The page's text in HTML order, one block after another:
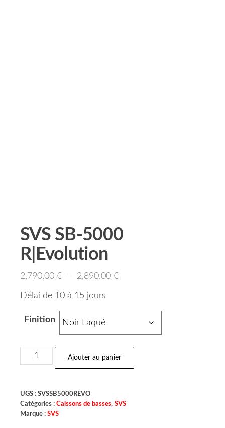
SVS SB-5000
R|Evolution
2,790.00 € – 2,890.00 €
Délai de 10 à 15 jours
Finition
Ajouter au panier
UGS : SVSSB5000REVO
Catégories : Caissons de basses, SVS
Marque : SVS